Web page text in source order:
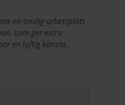
en trevlig arbetsplats
som ger extra
en luftig känsla.